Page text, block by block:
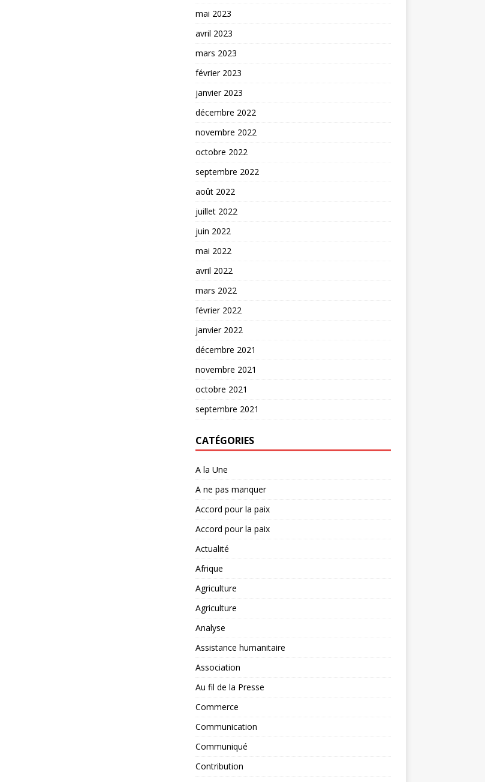
mai 2023
avril 2023
mars 2023
février 2023
janvier 2023
décembre 2022
novembre 2022
octobre 2022
septembre 2022
août 2022
juillet 2022
juin 2022
mai 2022
avril 2022
mars 2022
février 2022
janvier 2022
décembre 2021
novembre 2021
octobre 2021
septembre 2021
CATÉGORIES
A la Une
A ne pas manquer
Accord pour la paix
Accord pour la paix
Actualité
Afrique
Agriculture
Agriculture
Analyse
Assistance humanitaire
Association
Au fil de la Presse
Commerce
Communication
Communiqué
Contribution